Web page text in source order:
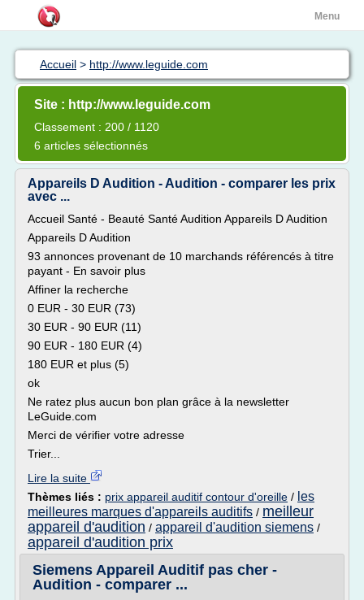
Menu
Accueil > http://www.leguide.com
Site : http://www.leguide.com
Classement : 200 / 1120
6 articles sélectionnés
Appareils D Audition - Audition - comparer les prix
avec ...
Accueil Santé - Beauté Santé Audition Appareils D Audition
Appareils D Audition
93 annonces provenant de 10 marchands référencés à titre
payant - En savoir plus
Affiner la recherche
0 EUR - 30 EUR (73)
30 EUR - 90 EUR (11)
90 EUR - 180 EUR (4)
180 EUR et plus (5)
ok
Ne ratez plus aucun bon plan grâce à la newsletter
LeGuide.com
Merci de vérifier votre adresse
Trier...
Lire la suite
Thèmes liés : prix appareil auditif contour d'oreille / les
meilleures marques d'appareils auditifs / meilleur
appareil d'audition / appareil d'audition siemens /
appareil d'audition prix
Siemens Appareil Auditif pas cher -
Audition - comparer ...